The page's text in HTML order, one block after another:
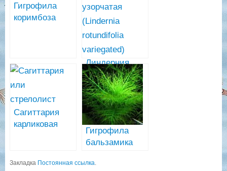
Гигрофила
коримбоза
‘angustifolia’)
Линдерния
круглолистная
узорчатая
(Lindernia
rotundifolia
variegated)
Сагиттария
карликовая
(Sagittaria
Гигрофила
бальзамика
balsamica)
Закладка Постоянная ссылка